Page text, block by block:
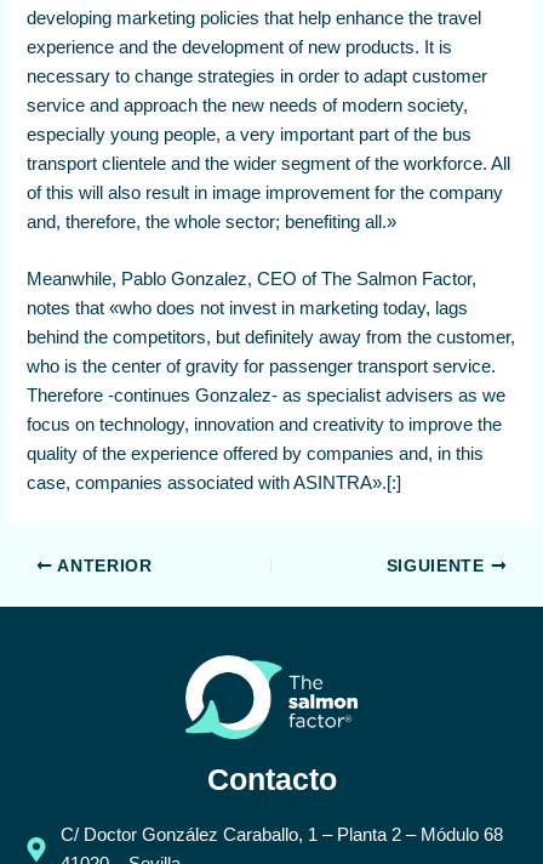
developing marketing policies that help enhance the travel
experience and the development of new products. It is
necessary to change strategies in order to adapt customer
service and approach the new needs of modern society,
especially young people, a very important part of the bus
transport clientele and the wider segment of the workforce. All
of this will also result in image improvement for the company
and, therefore, the whole sector; benefiting all.»
Meanwhile, Pablo Gonzalez, CEO of The Salmon Factor,
notes that «who does not invest in marketing today, lags
behind the competitors, but definitely away from the customer,
who is the center of gravity for passenger transport service.
Therefore -continues Gonzalez- as specialist advisers as we
focus on technology, innovation and creativity to improve the
quality of the experience offered by companies and, in this
case, companies associated with ASINTRA».[:]
ANTERIOR SIGUIENTE
Contacto
C/ Doctor González Caraballo, 1 – Planta 2 – Módulo 68